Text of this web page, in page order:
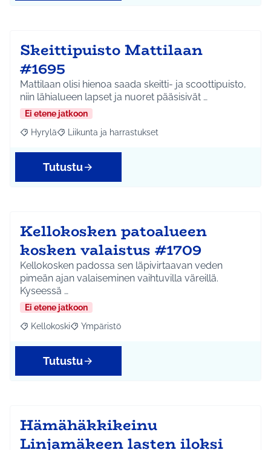
Skeittipuisto Mattilaan
#1695
Mattilaan olisi hienoa saada skeitti- ja scoottipuisto,
niin lähialueen lapset ja nuoret pääsisivät …
Ei etene jatkoon
Rajaa tulokset aihepiirin mukaan: Hyrylä
Hyrylä Rajaa tulokset teeman mukaan: Liikunta ja
Liikunta ja harrastukset
Tutustu
Kellokosken patoalueen
kosken valaistus #1709
Kellokosken padossa sen läpivirtaavan veden
pimeän ajan valaiseminen vaihtuvilla väreillä.
Kyseessä …
Ei etene jatkoon
Rajaa tulokset aihepiirin mukaan: Kellokoski
Kellokoski Rajaa tulokset teeman mukaan: Ympäristö
Ympäristö
Tutustu
Hämähäkkikeinu
Linjamäkeen lasten iloksi